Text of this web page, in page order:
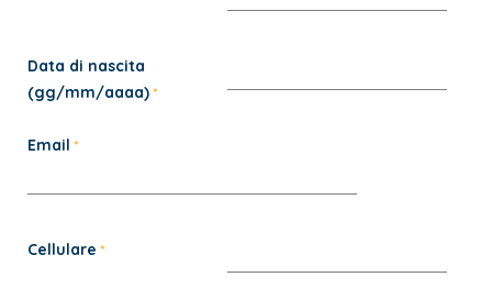
Data di nascita
(gg/mm/aaaa)
Email
Cellulare